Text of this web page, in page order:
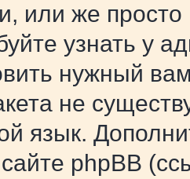
или же
узнать у
нужный
не
язык.
phpBB